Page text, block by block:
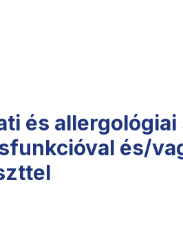
és
és/